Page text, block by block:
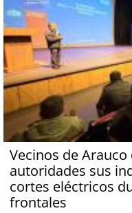
Vecinos de
autoridades sus
cortes eléctricos
frontales